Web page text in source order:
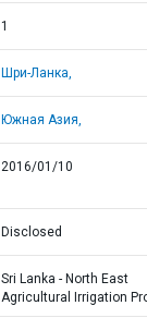
1
Шри-Ланка,
Южная Азия,
2016/01/10
Disclosed
Sri Lanka - North East
Agricultural Irrigation